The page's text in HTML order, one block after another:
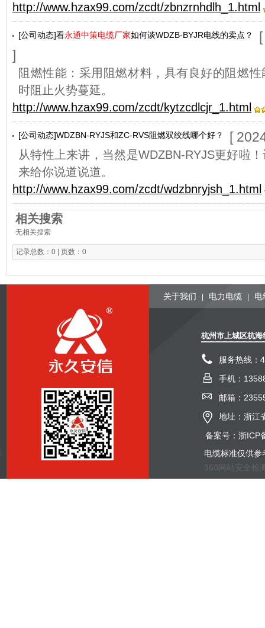
http://www.hzax99.com/zcdt/zbnzrnhdlh_1.html
[公司动态]看永通中策电缆厂家如何谈WDZB-BYJR电线的卖点？
]
阻燃性能：采用阻燃材料，具有良好的阻燃
时阻止火势蔓延。
http://www.hzax99.com/zcdt/kytzcdlcjr_1.html
[公司动态]WDZBN-RYJS和ZC-RVS阻燃双绞线哪个好？ [
从特性上来讲，当然是WDZBN-RYJS更好啦
来给你说道说道。
http://www.hzax99.com/zcdt/wdzbnryjsh_1.html
相关搜索
无相关搜索
记录总数：0 | 页数：0
关于我们 电力电缆 电
电缆标准仅供
360网站安全检
杭州市上城区杭海
服务热线：
手机：
邮箱：
地址：浙江
备案号：浙ICP